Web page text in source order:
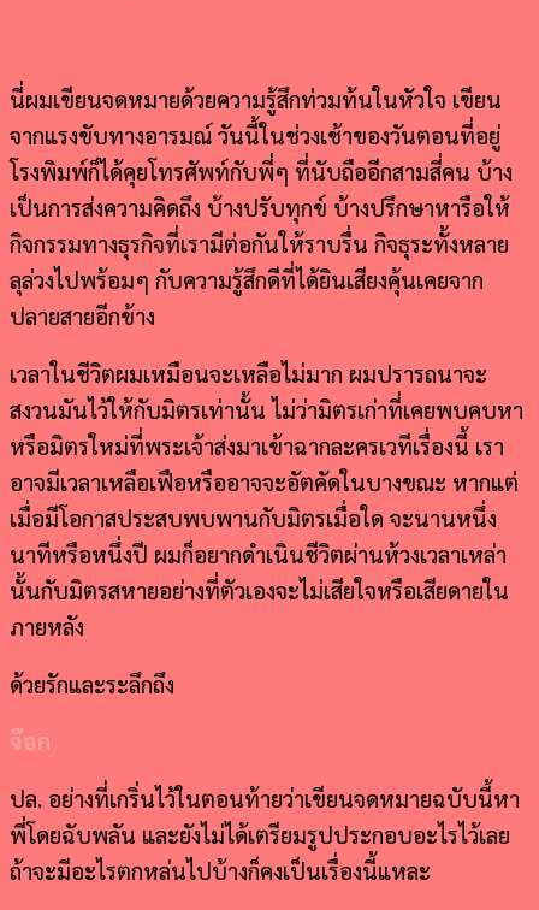
นี่ผมเขียนจดหมายด้วยความรู้สึกท่วมท้นในหัวใจ เขียน
จากแรงขับทางอารมณ์ วันนี้ในช่วงเช้าของวันตอนที่อยู่
โรงพิมพ์ก็ได้คุยโทรศัพท์กับพี่ๆ ที่นับถืออีกสามสี่คน บ้าง
เป็นการส่งความคิดถึง บ้างปรับทุกข์ บ้างปรึกษาหารือให้
กิจกรรมทางธุรกิจที่เรามีต่อกันให้ราบรื่น กิจธุระทั้งหลาย
ลุล่วงไปพร้อมๆ กับความรู้สึกดีที่ได้ยินเสียงคุ้นเคยจาก
ปลายสายอีกข้าง
เวลาในชีวิตผมเหมือนจะเหลือไม่มาก ผมปรารถนาจะ
สงวนมันไว้ให้กับมิตรเท่านั้น ไม่ว่ามิตรเก่าที่เคยพบคบหา
หรือมิตรใหม่ที่พระเจ้าส่งมาเข้าฉากละครเวทีเรื่องนี้ เรา
อาจมีเวลาเหลือเฟือหรืออาจจะอัตคัดในบางขณะ หากแต่
เมื่อมีโอกาสประสบพบพานกับมิตรเมื่อใด จะนานหนึ่ง
นาทีหรือหนึ่งปี ผมก็อยากดำเนินชีวิตผ่านห้วงเวลาเหล่า
นั้นกับมิตรสหายอย่างที่ตัวเองจะไม่เสียใจหรือเสียดายใน
ภายหลัง
ด้วยรักและระลึกถึง
จ๊อก
ปล. อย่างที่เกริ่นไว้ในตอนท้ายว่าเขียนจดหมายฉบับนี้หา
พี่โดยฉับพลัน และยังไม่ได้เตรียมรูปประกอบอะไรไว้เลย
ถ้าจะมีอะไรตกหล่นไปบ้างก็คงเป็นเรื่องนี้แหละ